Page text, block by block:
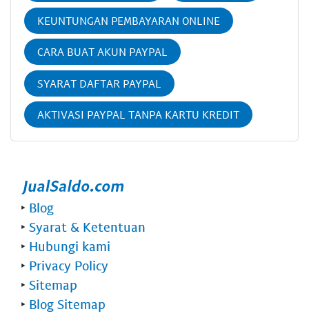
KEUNTUNGAN PEMBAYARAN ONLINE
CARA BUAT AKUN PAYPAL
SYARAT DAFTAR PAYPAL
AKTIVASI PAYPAL TANPA KARTU KREDIT
‣ Blog
‣ Syarat & Ketentuan
‣ Hubungi kami
‣ Privacy Policy
‣ Sitemap
‣ Blog Sitemap